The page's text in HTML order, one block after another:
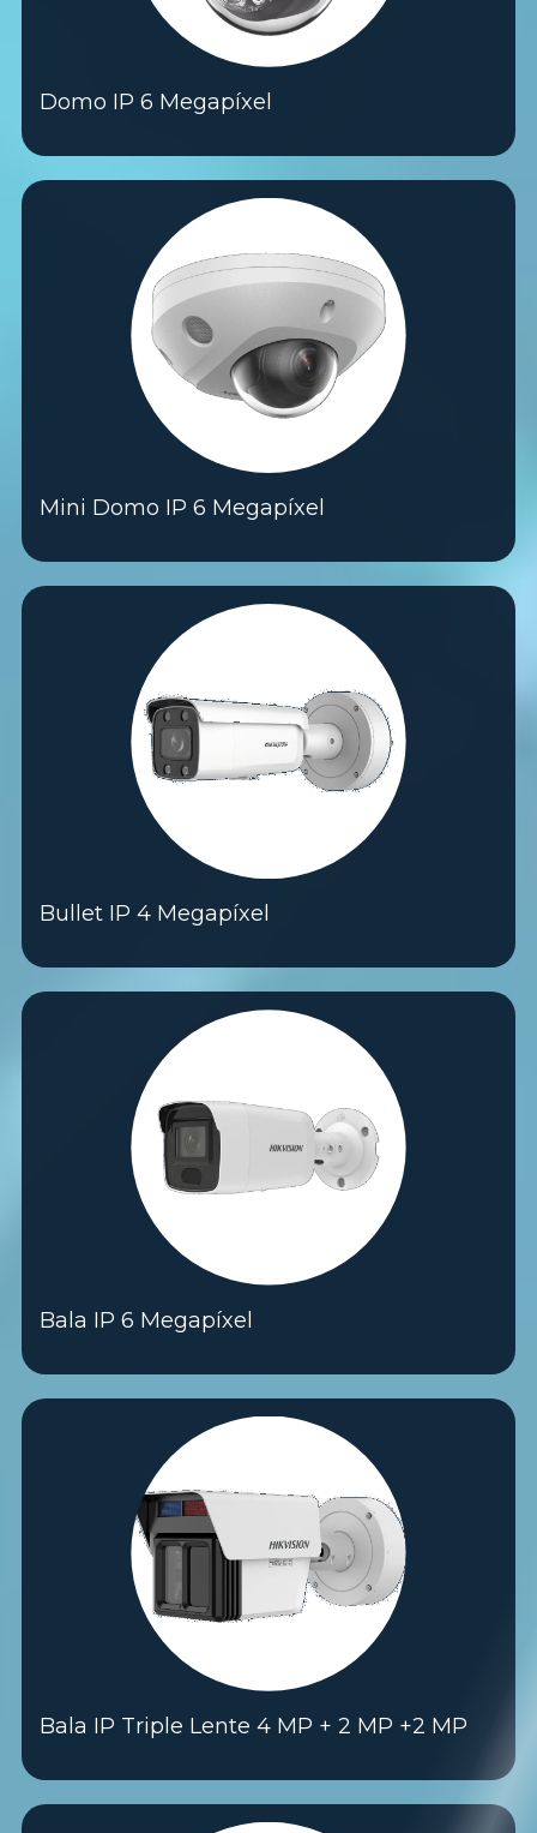
Domo IP 6 Megapíxel
Mini Domo IP 6 Megapíxel
Bullet IP 4 Megapíxel
Bala IP 6 Megapíxel
Bala IP Triple Lente 4 MP + 2 MP +2 MP